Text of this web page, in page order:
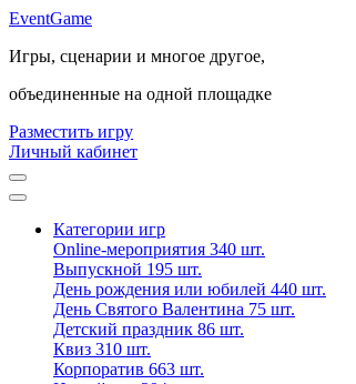
EventGame
Игры, сценарии и многое другое,
объединенные на одной площадке
Разместить игру
Личный кабинет
Категории игр
Online-мероприятия 340 шт.
Выпускной 195 шт.
День рождения или юбилей 440 шт.
День Святого Валентина 75 шт.
Детский праздник 86 шт.
Квиз 310 шт.
Корпоратив 663 шт.